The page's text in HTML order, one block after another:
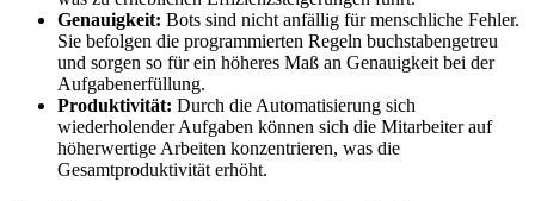
Genauigkeit: Bots sind nicht anfällig für menschliche Fehler.
Sie befolgen die programmierten Regeln buchstabengetreu
und sorgen so für ein höheres Maß an Genauigkeit bei der
Aufgabenerfüllung.
Produktivität: Durch die Automatisierung sich
wiederholender Aufgaben können sich die Mitarbeiter auf
höherwertige Arbeiten konzentrieren, was die
Gesamtproduktivität erhöht.